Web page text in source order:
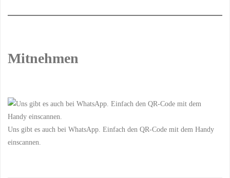
Mitnehmen
Uns gibt es auch bei WhatsApp. Einfach den QR-Code mit dem Handy
einscannen.